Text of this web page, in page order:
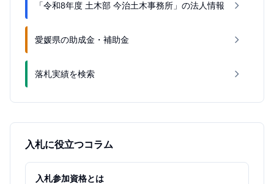
「令和8年度 土木部 今治土木事務所」の法人情報
愛媛県の助成金・補助金
落札実績を検索
入札に役立つコラム
入札参加資格とは